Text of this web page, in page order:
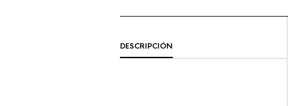
DESCRIPCIÓN